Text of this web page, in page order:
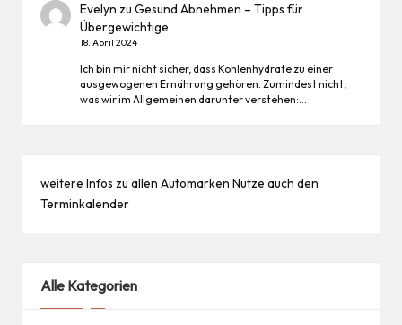
Evelyn zuGesund Abnehmen – Tipps für
Übergewichtige
18. April 2024
Ich bin mir nicht sicher, dass Kohlenhydrate zu einer
ausgewogenen Ernährung gehören. Zumindest nicht,
was wir im Allgemeinen darunter verstehen:…
weitere Infos zu allen Automarken Nutze auch den
Terminkalender
Alle Kategorien